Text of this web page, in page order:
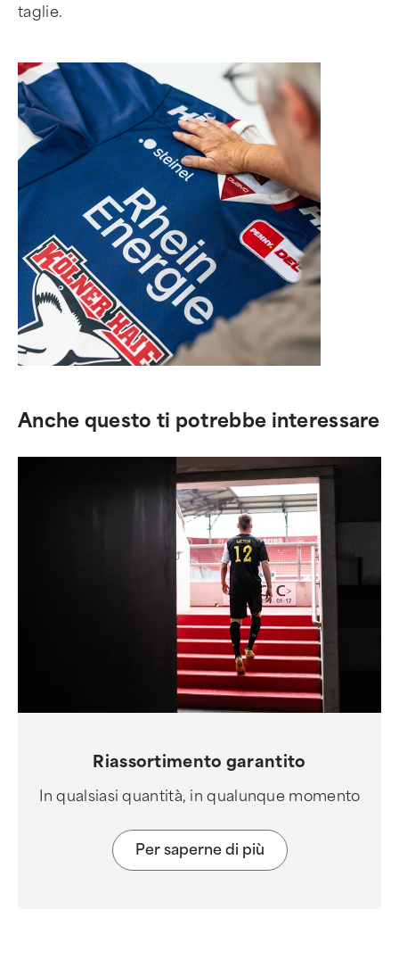
taglie.
Anche questo ti potrebbe interessare
Riassortimento garantito
In qualsiasi quantità, in qualunque momento
Per saperne di più